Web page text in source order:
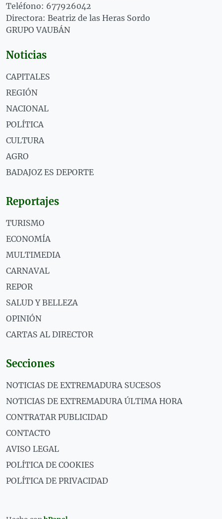
Teléfono: 677926042
Directora: Beatriz de las Heras Sordo
GRUPO VAUBÁN
Noticias
CAPITALES
REGIÓN
NACIONAL
POLÍTICA
CULTURA
AGRO
BADAJOZ ES DEPORTE
Reportajes
TURISMO
ECONOMÍA
MULTIMEDIA
CARNAVAL
REPOR
SALUD Y BELLEZA
OPINIÓN
CARTAS AL DIRECTOR
Secciones
NOTICIAS DE EXTREMADURA SUCESOS
NOTICIAS DE EXTREMADURA ÚLTIMA HORA
CONTRATAR PUBLICIDAD
CONTACTO
AVISO LEGAL
POLÍTICA DE COOKIES
POLÍTICA DE PRIVACIDAD